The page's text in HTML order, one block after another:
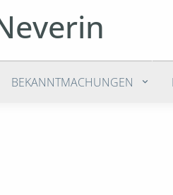
BEKANNTMACHUNGEN